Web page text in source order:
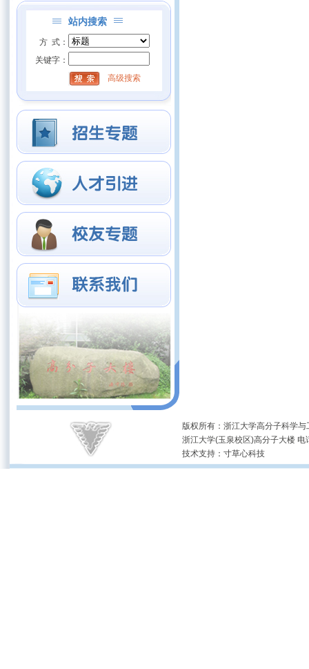
站内搜索
方 式：
关键字：
高级搜索
版权所有：浙江大学高分子科
浙江大学(玉泉校区)高分子大楼
技术支持： 寸草心科技